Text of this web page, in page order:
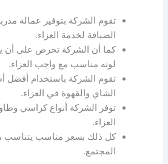
تقوم الشركة بتوفير عمالة
الضيافة لخدمة العزاء.
كما أن الشركة تحرص على أن
لونه مناسب مع واجب العزاء.
تقوم الشركة باستخدام أفضل
الشاي والقهوة في العزاء.
توفر الشركة أنواع كراسي
العزاء.
كل ذلك بسعر مناسب يتناسب
المجتمع.